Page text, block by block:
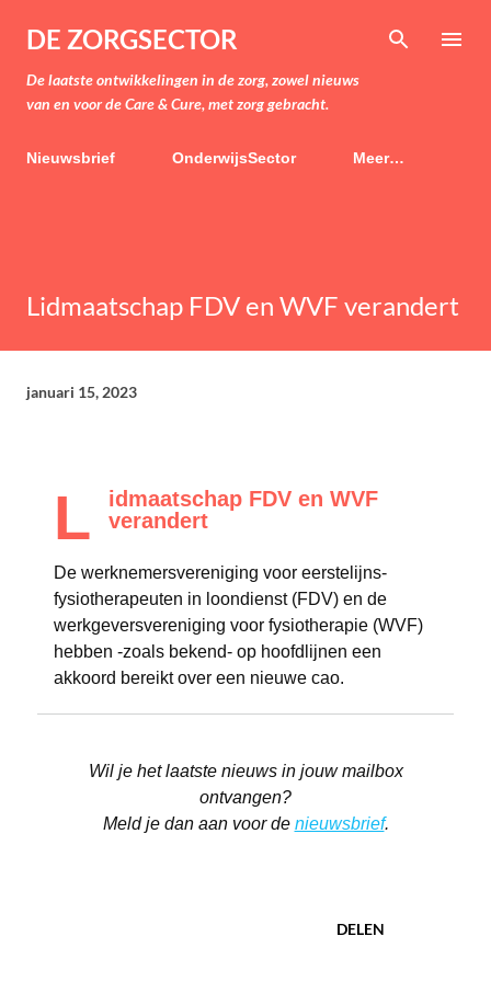
Doorgaan naar hoofdcontent
DE ZORGSECTOR
De laatste ontwikkelingen in de zorg, zowel nieuws
van en voor de Care & Cure, met zorg gebracht.
Nieuwsbrief OnderwijsSector Meer…
Lidmaatschap FDV en WVF verandert
januari 15, 2023
L
idmaatschap FDV en WVF
verandert
De werknemersvereniging voor eerstelijns-
fysiotherapeuten in loondienst (FDV) en de
werkgeversvereniging voor fysiotherapie (WVF)
hebben -zoals bekend- op hoofdlijnen een
akkoord bereikt over een nieuwe cao.
Wil je het laatste nieuws in jouw mailbox
ontvangen?
Meld je dan aan voor de nieuwsbrief.
DELEN